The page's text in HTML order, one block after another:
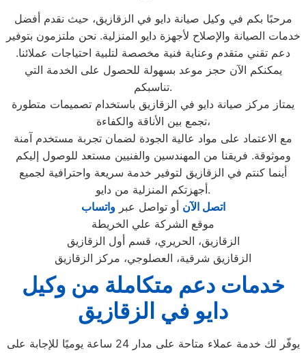
مرحبًا بكم في وكيل صيانة دايو في الزقازيق، حيث نقدم أفضل
خدمات الصيانة والإصلاح لأجهزة دايو المنزلية. نحن ملتزمون بتوفير
دعم تقني متقدم وعناية فنية مخصصة لتلبية احتياجات عملائنا.
يمكنكم الآن حجز موعد بسهولة للحصول على الخدمة التي
تناسبكم.
يمتاز مركز صيانة دايو في الزقازيق باستخدام تصميمات متطورة
تجمع بين الأناقة والكفاءة،
مع الاعتماد على مواد عالية الجودة لضمان تجربة مستخدم آمنة
وموثوقة. فريقنا من المهندسين والفنيين مستعد للوصول إليكم
أينما كنتم في الزقازيق لتوفير خدمة سريعة واحترافية لجميع
أجهزتكم المنزلية من دايو.
اتصل الآن أو تواصل عبرواتساب
موقع الشركة علي الخريطة
الزقازيق، الحريري، قسم أول الزقازيق
الزقازيق شرقية، العصلوجي، مركز الزقازيق
خدمات دعم متكاملة من وكيل
دايو في الزقازيق
يوفّر لك خدمة عملاء متاحة على مدار 24 ساعة يوميًا للإجابة على